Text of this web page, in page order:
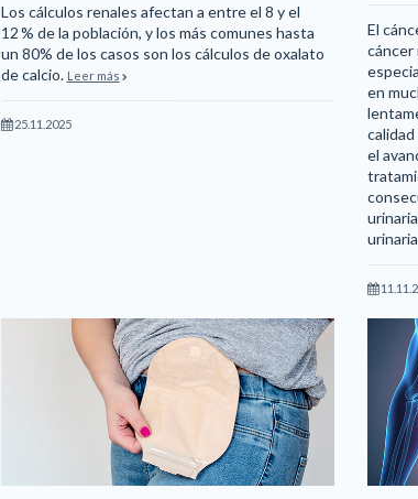
Los cálculos renales afectan a entre el 8 y el
12 % de la población, y los más comunes hasta
un 80% de los casos son los cálculos de oxalato
de calcio. Leer más
25.11.2025
El
cáncer
en
el